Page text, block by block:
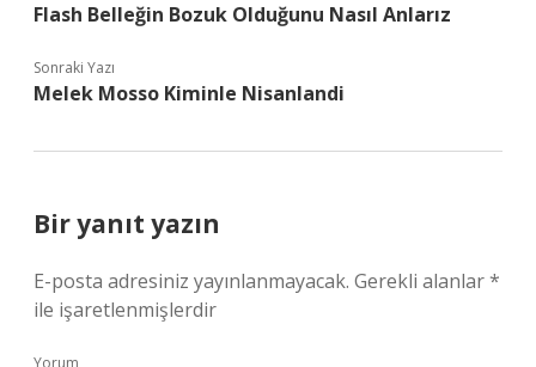
Flash Belleğin Bozuk Olduğunu Nasıl Anlarız
Sonraki Yazı
Melek Mosso Kiminle Nisanlandi
Bir yanıt yazın
E-posta adresiniz yayınlanmayacak. Gerekli alanlar*
ile işaretlenmişlerdir
Yorum